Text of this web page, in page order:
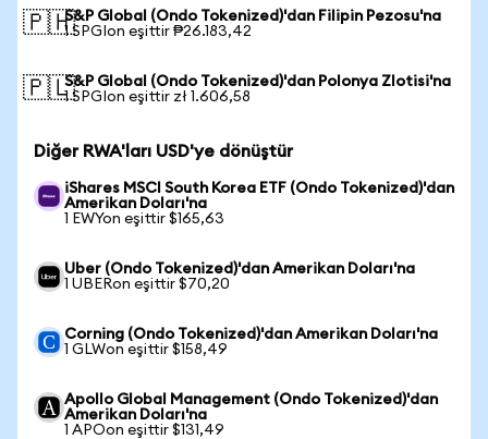
🇵🇭S&P Global (Ondo Tokenized)'dan Filipin Pezosu'na
1 SPGIon eşittir ₱26.183,42
🇵🇱S&P Global (Ondo Tokenized)'dan Polonya Zlotisi'na
1 SPGIon eşittir zł 1.606,58
Diğer RWA'ları USD'ye dönüştür
iShares MSCI South Korea ETF (Ondo Tokenized)'dan
Amerikan Doları'na
1 EWYon eşittir $165,63
Uber (Ondo Tokenized)'dan Amerikan Doları'na
1 UBERon eşittir $70,20
Corning (Ondo Tokenized)'dan Amerikan Doları'na
1 GLWon eşittir $158,49
Apollo Global Management (Ondo Tokenized)'dan
Amerikan Doları'na
1 APOon eşittir $131,49